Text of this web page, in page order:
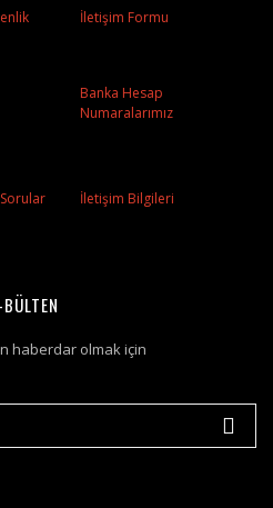
İletişim Formu
Banka Hesap
Numaralarımız
İletişim Bilgileri
BÜLTEN
haberdar olmak için